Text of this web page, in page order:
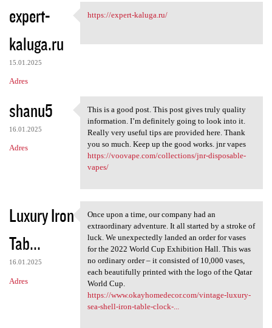
expert-
kaluga.ru
15.01.2025
Adres
https://expert-kaluga.ru/
https://expert-kaluga.ru/
shanu5
16.01.2025
Adres
This is a good post. This
This is a good post. This post gives truly quality
information. I’m definitely going to look into it.
Really very useful tips are provided here. Thank
you so much. Keep up the good works. jnr vapes
https://voovape.com/collections/jnr-disposable-
vapes/
Luxury Iron
Tab...
16.01.2025
Adres
Once upon a time, our company
Once upon a time, our company had an
extraordinary adventure. It all started by a stroke of
luck. We unexpectedly landed an order for vases
for the 2022 World Cup Exhibition Hall. This was
no ordinary order – it consisted of 10,000 vases,
each beautifully printed with the logo of the Qatar
World Cup.
https://www.okayhomedecor.com/vintage-luxury-
sea-shell-iron-table-clock-...